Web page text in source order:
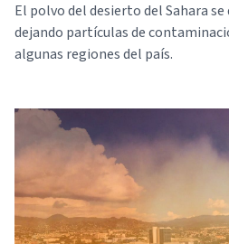
El polvo del desierto del Sahara
dejando partículas de
algunas regiones del país.